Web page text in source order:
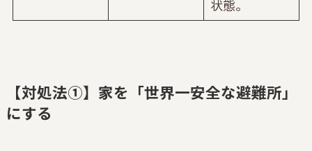
状態。
【対処法①】家を「世界一安全な避難所」
にする